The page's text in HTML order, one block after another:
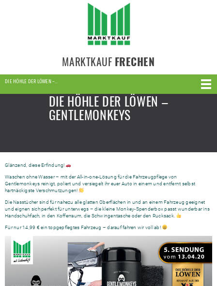
MARKTKAUF FRECHEN
DIE HÖHLE DER LÖWEN –…
DIE HÖHLE DER LÖWEN –
GENTLEMONKEYS
Glänzend, diese Erfindung!
Waschen ohne Wasser – mit der All-in-one-Lösung für die Fahrzeugpflege von
Gentlemonkeys reinigt, poliert und versiegelt ihr euer Auto in einem und entfernt selbst
hartnäckigste Verschmutzungen!
Die Nasstücher sind für nahezu alle glatten Oberflächen in und an einem Fahrzeug geeignet
und eignen sich perfekt für unterwegs – die kleine Monkey-Spenderbox passt wunderbar ins
Handschuhfach, in den Kofferraum, die Schwingentasche oder den Rucksack.
Für nur 14,99 € ein topgepflegtes Fahrzeug – darauf fahren wir voll ab!